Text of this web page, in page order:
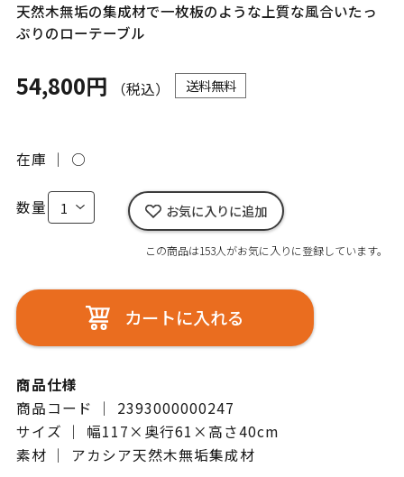
天然木無垢の集成材で一枚板のような上質な風合いたっ
ぷりのローテーブル
54,800円 （税込） 送料無料
在庫 ｜ ○
数量 お気に入りに追加
この商品は153人がお気に入りに登録しています。
カートに入れる
商品仕様
商品コード ｜ 2393000000247
サイズ ｜ 幅117×奥行61×高さ40cm
素材 ｜ アカシア天然木無垢集成材